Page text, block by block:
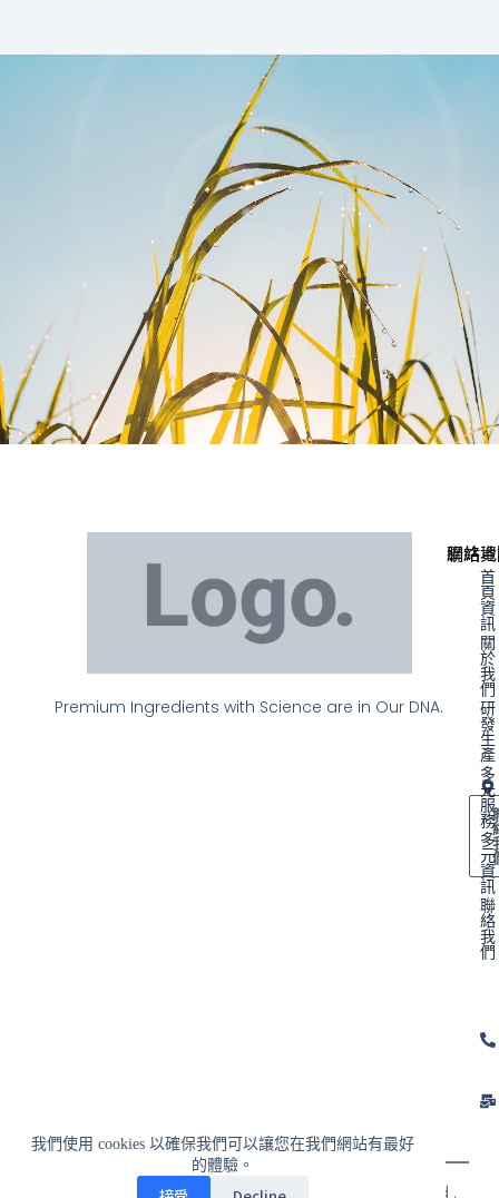
我們使用 cookies 以確保我們可以讓您在我們網站有最好
的體驗。
Premium Ingredients with Science are in Our DNA.
聯絡
網站
首
頁
資
訊
關
於
我
們
研
發
生
產
多
元
服
務
多
元
資
訊
聯
絡
我
們
© 2024 富士博國際企業有限公司 All Rights Reserved .